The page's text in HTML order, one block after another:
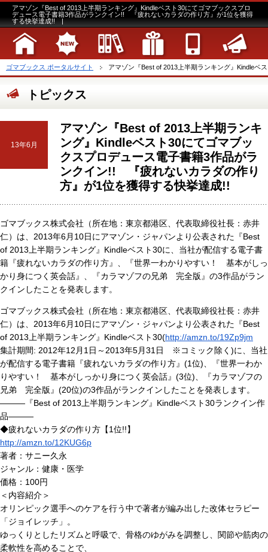
アマゾン『Best of 2013上半期ランキング』Kindleベスト30にてゴマブックスプロ
デュース電子書籍3作品がランクイン!! 『疲れないカラダの作り方』が1位を獲得
する快挙達成!! |
ゴマブックス ポータルサイト アマゾン『Best of 2013上半期ランキング』Kindleベ
トピックス
13年6月
アマゾン『Best of 2013上半期ランキ
ング』Kindleベスト30にてゴマブッ
クスプロデュース電子書籍3作品がラ
ンクイン!! 『疲れないカラダの作り
方』が1位を獲得する快挙達成!!
ゴマブックス株式会社（所在地：東京都港区、代表取締役社長：赤井
仁）は、2013年6月10日にアマゾン・ジャパンより公表された『Best
of 2013上半期ランキング』Kindleベスト30に、当社が配信する電子書
籍『疲れないカラダの作り方』、『世界一わかりやすい！ 基本がしっ
かり身につく英会話』、『カラマゾフの兄弟 完全版』の3作品がラン
クインしたことを発表します。
ゴマブックス株式会社（所在地：東京都港区、代表取締役社長：赤井
仁）は、2013年6月10日にアマゾン・ジャパンより公表された『Best
of 2013上半期ランキング』Kindleベスト30(http://amzn.to/19Zp9jm
集計期間: 2012年12月1日～2013年5月31日 ※コミック除く)に、当社
が配信する電子書籍『疲れないカラダの作り方』(1位)、『世界一わか
りやすい！ 基本がしっかり身につく英会話』(3位)、『カラマゾフの
兄弟 完全版』(20位)の3作品がランクインしたことを発表します。
―――『Best of 2013上半期ランキング』Kindleベスト30ランクイン作
品―――
◆疲れないカラダの作り方【1位!!】
http://amzn.to/12KUG6p
著者：サニー久永
ジャンル：健康・医学
価格：100円
＜内容紹介＞
オリンピック選手へのケアを行う中で著者が編み出した改体セラピー
「ジョイレッチ」。
ゆっくりとしたリズムと呼吸で、骨格のゆがみを調整し、関節や筋肉の
柔軟性を高めることで、